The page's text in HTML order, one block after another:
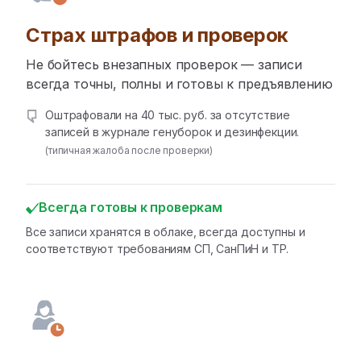
Страх штрафов и проверок
Не бойтесь внезапных проверок — записи
всегда точны, полны и готовы к предъявлению
Оштрафовали на 40 тыс. руб. за отсутствие
записей в журнале генуборок и дезинфекции.
(типичная жалоба после проверки)
Всегда готовы к проверкам
Все записи хранятся в облаке, всегда доступны и
соответствуют требованиям СП, СанПиН и ТР.